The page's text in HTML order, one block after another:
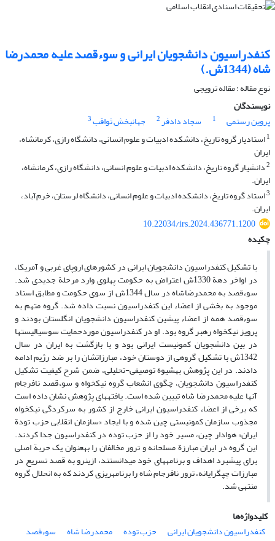
کنفدراسیون دانشجویان ایرانی و سوءقصد علیه محمدرضا
شاه (1344ش.)
نوع مقاله : مقاله ترویجی
نویسندگان
پروین رستمی
1 سجاد دادفر2 جهانبخش ثواقب3
1استادیار گروه تاریخ، دانشکده ادبیات و علوم انسانی، دانشگاه رازی، کرمانشاه،
ایران
2دانشیار گروه تاریخ، دانشکده ادبیات و علوم انسانی، دانشگاه رازی، کرمانشاه،
ایران.
3استاد گروه تاریخ، دانشکده ادبیات و علوم انسانی، دانشگاه لرستان، خرم‌آباد،
ایران.
10.22034/irs.2024.436771.1200
چکیده
با تشکیل کنفدراسیون دانشجویان ایرانی در کشورهای اروپای غربی و آمریکا،
در اواخر دهة 1330ش اعتراض به حکومت پهلوی وارد مرحلة جدیدی شد.
سوءقصد به محمدرضاشاه در سال 1344ش از سوی حکومت و مطابق اسناد
موجود به بخشی از اعضاء این کنفدراسیون نسبت داده شد. گروه متهم به
سوءقصد همه از اعضاء پیشین کنفدراسیون دانشجویان انگلستان بودند و
پرویز نیکخواه رهبر گروه بود. او در کنفدراسیون موردحمایت سوسیالیست­ها
در بین دانشجویان کمونیست ایرانی بود و با بازگشت به ایران در سال
1342ش با تشکیل گروهی از دوستان خود، مبارزاتشان را بر ضد رژیم ادامه
دادند. در این پژوهش به­شیوة­ توصیفی-تحلیلی، ضمن شرح کیفیت تشکیل
کنفدراسیون دانشجویان، چگوی انشعاب گروه نیکخواه و سوءقصد نافرجام
آنها علیه محمدرضا شاه تبیین شده است. یافته­­های پژوهش نشان داده‌ است
که برخی از اعضاء کنفدراسیون ایرانی خارج از کشور به سرکردگی نیکخواه
مجذوب سازمان کمونیستی چین شده و با ایجاد «سازمان انقلابی حزب تودة
ایران» هوادار چین، مسیر خود را از حزب توده در کنفدراسیون جدا کردند.
این گروه در ایران مبارزة مسلحانه و ترور مخالفان را به­عنوان یک حربة اصلی
برای پیشبرد اهداف و برنامه­های خود می­دانستند، ازین­رو به قصد تسریع در
مبارزات چپ­گرایانه، ترور نافرجام شاه را برنامه­ریزی کردند که به انحلال گروه
منتهی شد.
کلیدواژه‌ها
کنفدراسیون دانشجویان ایرانی
حزب توده محمدرضا شاه
سوءقصد